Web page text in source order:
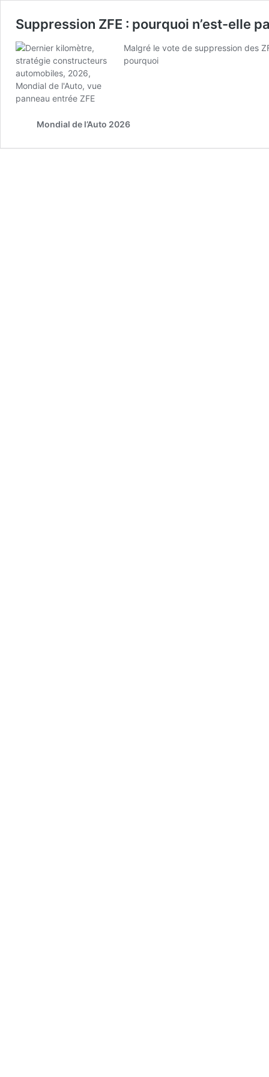
Suppression ZFE : pourquoi n’est-elle
Malgré le vote de suppression des
pourquoi
Mondial de l’Auto 2026